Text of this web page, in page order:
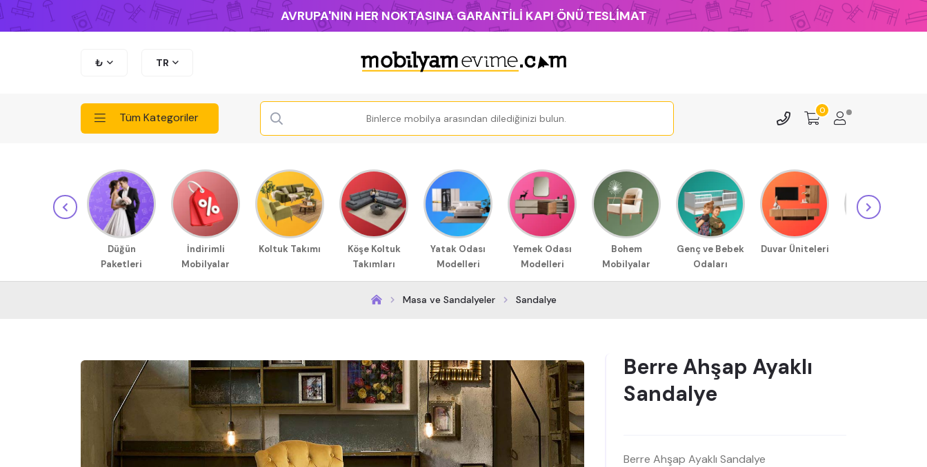
AVRUPA'NIN HER NOKTASINA GARANTİLİ KAPI ÖNÜ TESLİMAT
₺ TR
Tüm Kategoriler 0
Düğün
Paketleri
İndirimli
Mobilyalar
Koltuk Takımı
Köşe Koltuk
Takımları
Yatak Odası
Modelleri
Yemek Odası
Modelleri
Bohem
Mobilyalar
Genç ve Bebek
Odaları
Duvar Üniteleri
Masa ve Sandalyeler Sandalye
Berre Ahşap Ayaklı
Sandalye
Berre Ahşap Ayaklı Sandalye